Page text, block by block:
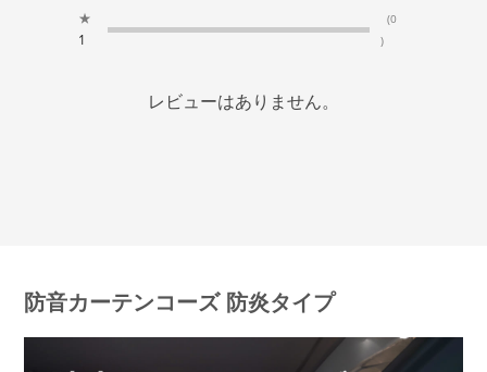
★
1
(0
)
レビューはありません。
防音カーテンコーズ 防炎タイプ